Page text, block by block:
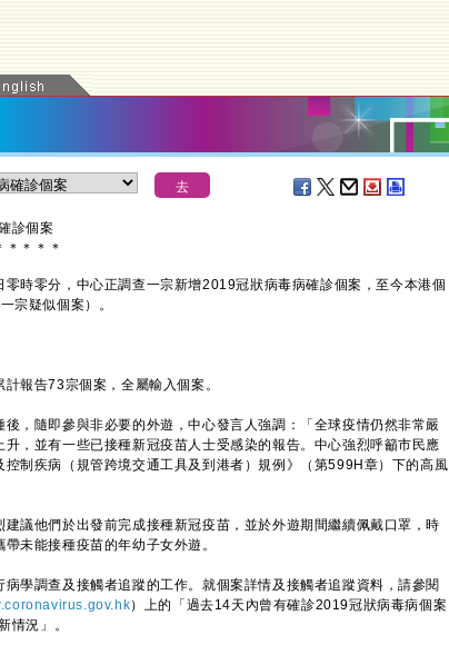
診個案
＊ ＊ ＊ ＊
零分，中心正調查一宗新增2019冠狀病毒病確診個案，至今本港個
宗疑似個案）。
報告73宗個案，全屬輸入個案。
隨即參與非必要的外遊，中心發言人強調：「全球疫情仍然非常嚴
，並有一些已接種新冠疫苗人士受感染的報告。中心強烈呼籲市民應
制疾病（規管跨境交通工具及到港者）規例》（第599H章）下的高風
他們於出發前完成接種新冠疫苗，並於外遊期間繼續佩戴口罩，時
未能接種疫苗的年幼子女外遊。
調查及接觸者追蹤的工作。就個案詳情及接觸者追蹤資料，請參閱
）上的「過去14天內曾有確診2019冠狀病毒病個案
情況」。